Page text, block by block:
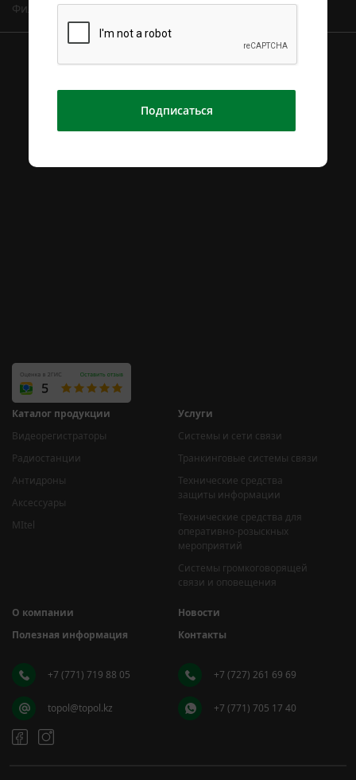
Каталог продукции
Видеорегистраторы
Радиостанции
Антидроны
Аксессуары
MItel
Услуги
Системы и сети связи
Транкинговые системы связи
Технические средства
защиты информации
Технические средства для
оперативно-розыскных
мероприятий
Системы громкоговорящей
связи и оповещения
О компании
Новости
Полезная информация
Контакты
+7 (771) 719 88 05 +7 (727) 261 69 69
topol@topol.kz +7 (771) 705 17 40
Филиал в Астане
Подписаться